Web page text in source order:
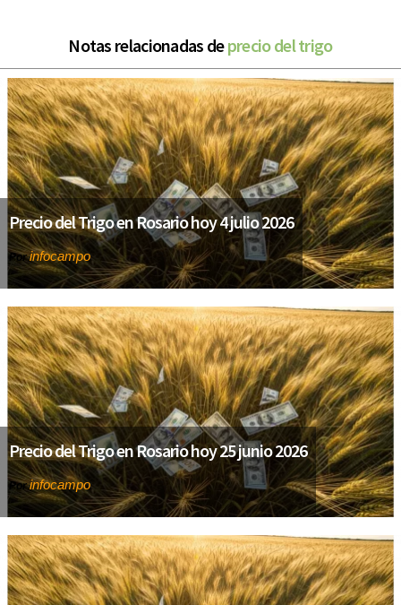
Notas relacionadas deprecio del trigo
Precio del Trigo en Rosario hoy 4 julio 2026
Porinfocampo
Precio del Trigo en Rosario hoy 25 junio 2026
Porinfocampo